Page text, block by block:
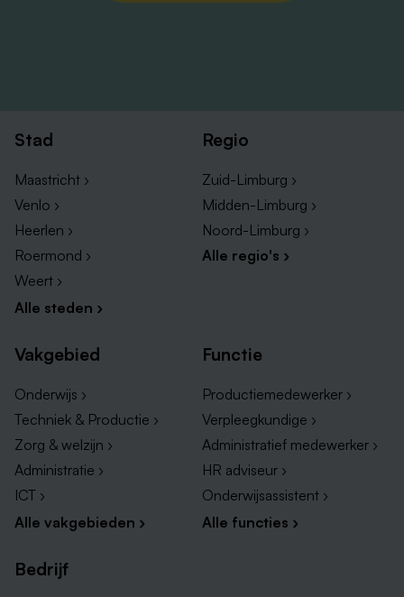
Stad
Maastricht ›
Venlo ›
Heerlen ›
Roermond ›
Weert ›
Alle steden ›
Regio
Zuid-Limburg ›
Midden-Limburg ›
Noord-Limburg ›
Alle regio's ›
Vakgebied
Onderwijs ›
Techniek & Productie ›
Zorg & welzijn ›
Administratie ›
ICT ›
Alle vakgebieden ›
Functie
Productiemedewerker ›
Verpleegkundige ›
Administratief medewerker ›
HR adviseur ›
Onderwijsassistent ›
Alle functies ›
Bedrijf